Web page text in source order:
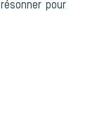
pour